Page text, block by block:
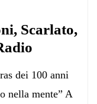
Scarlato,
dei 100 anni
nella mente” A